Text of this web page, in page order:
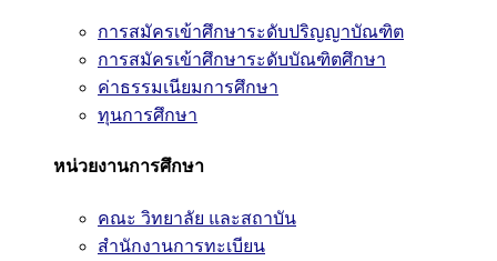
การสมัครเข้าศึกษาระดับปริญญาบัณฑิต
การสมัครเข้าศึกษาระดับบัณฑิตศึกษา
ค่าธรรมเนียมการศึกษา
ทุนการศึกษา
หน่วยงานการศึกษา
คณะ วิทยาลัย และสถาบัน
สำนักงานการทะเบียน